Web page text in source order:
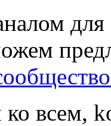
всем,